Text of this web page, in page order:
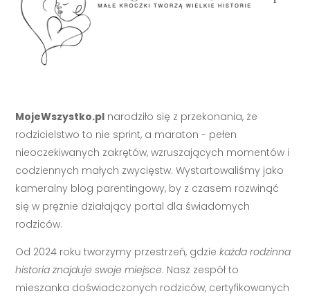
MojeWszystko.pl narodziło się z przekonania, że
rodzicielstwo to nie sprint, a maraton - pełen
nieoczekiwanych zakrętów, wzruszających momentów i
codziennych małych zwycięstw. Wystartowaliśmy jako
kameralny blog parentingowy, by z czasem rozwinąć
się w prężnie działający portal dla świadomych
rodziców.
Od 2024 roku tworzymy przestrzeń, gdziekażda rodzinna
historia znajduje swoje miejsce. Nasz zespół to
mieszanka doświadczonych rodziców, certyfikowanych